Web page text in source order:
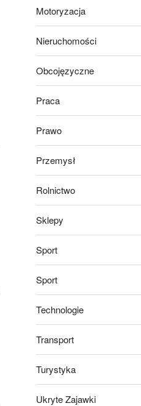
Motoryzacja
Nieruchomości
Obcojęzyczne
Praca
Prawo
Przemysł
Rolnictwo
Sklepy
Sport
Sport
Technologie
Transport
Turystyka
Ukryte Zajawki